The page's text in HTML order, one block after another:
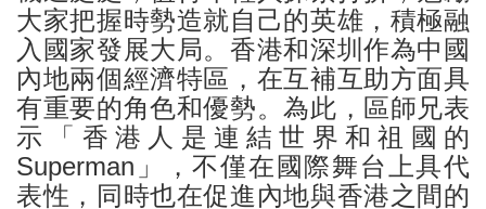
大家把握時勢造就自己的英雄，積極融
入國家發展大局。香港和深圳作為中國
內地兩個經濟特區，在互補互助方面具
有重要的角色和優勢。為此，區師兄表
示「香港人是連結世界和祖國的
Superman」，不僅在國際舞台上具代
表性，同時也在促進內地與香港之間的